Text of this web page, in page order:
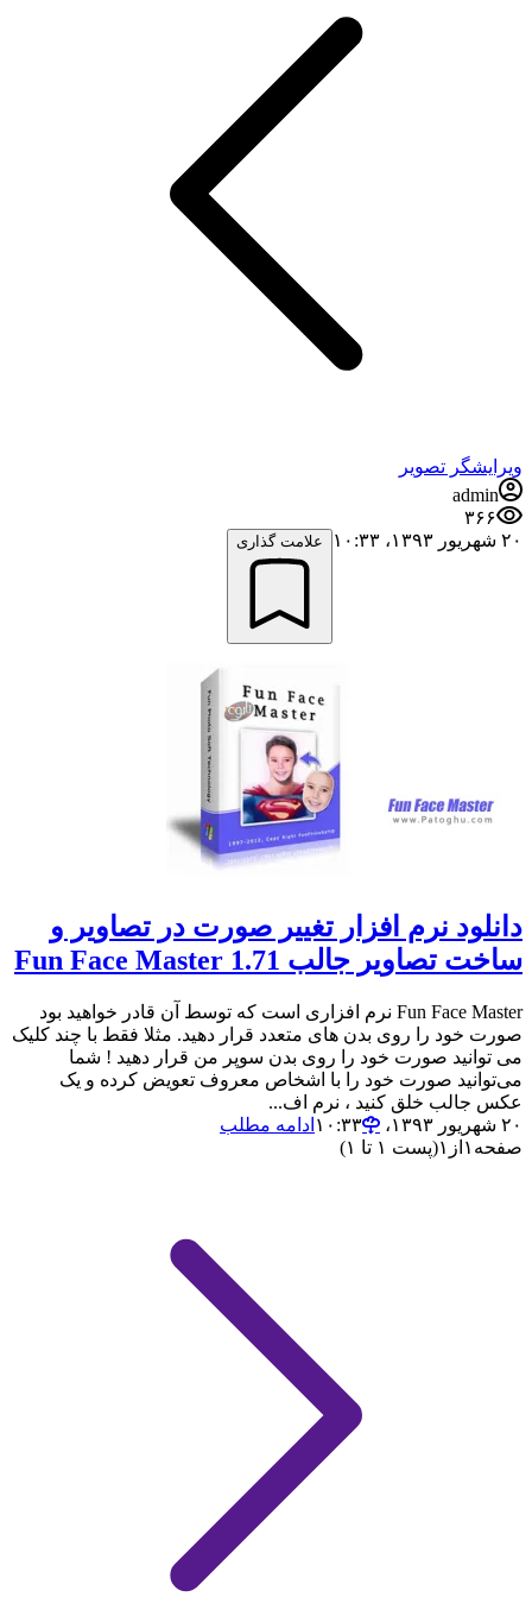
ویرایشگر تصویر
admin
۳۶۶
۲۰ شهریور ۱۳۹۳،‏ ۱۰:۳۳
علامت گذاری
دانلود نرم افزار تغییر صورت در تصاویر و
ساخت تصاویر جالب Fun Face Master 1.71
Fun Face Master نرم افزاری است که توسط آن قادر خواهید بود
صورت خود را روی بدن های متعدد قرار دهید. مثلا فقط با چند کلیک
می توانید صورت خود را روی بدن سوپر من قرار دهید ! شما
می‌توانید صورت خود را با اشخاص معروف تعویض کرده و یک
عکس جالب خلق کنید ، نرم اف...
۲۰ شهریور ۱۳۹۳،‏ ۱۰:۳۳
ادامه مطلب
صفحه ۱ از ۱(پست ۱ تا ۱)